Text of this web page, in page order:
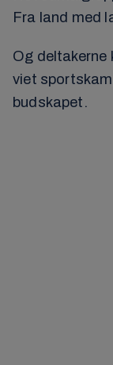
Fra land med
Og deltakerne
viet
budskapet.